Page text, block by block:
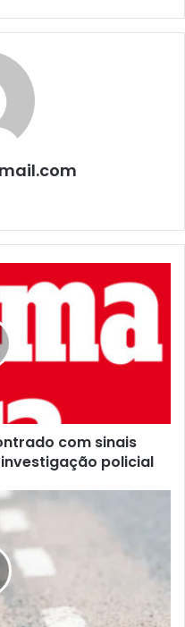
com sinais
policial